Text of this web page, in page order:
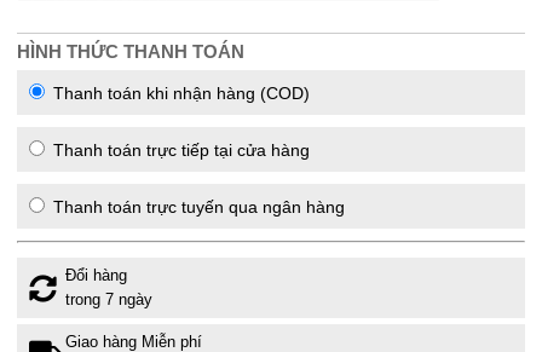
HÌNH THỨC THANH TOÁN
Thanh toán khi nhận hàng (COD)
Thanh toán trực tiếp tại cửa hàng
Thanh toán trực tuyến qua ngân hàng
Đổi hàng
trong 7 ngày
Giao hàng Miễn phí